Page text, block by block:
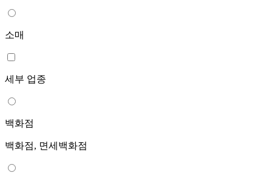
소매
세부 업종
백화점
백화점, 면세백화점